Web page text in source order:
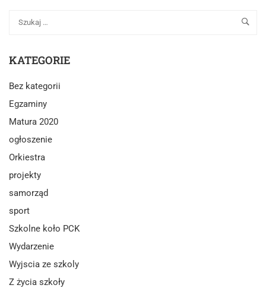
KATEGORIE
Bez kategorii
Egzaminy
Matura 2020
ogłoszenie
Orkiestra
projekty
samorząd
sport
Szkolne koło PCK
Wydarzenie
Wyjscia ze szkoly
Z życia szkoły